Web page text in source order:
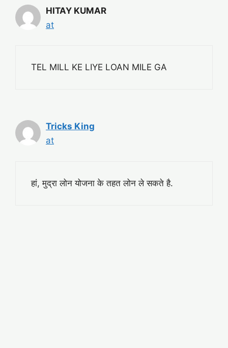
HITAY KUMAR
at
TEL MILL KE LIYE LOAN MILE GA
Tricks King
at
हां, मुद्रा लोन योजना के तहत लोन ले सकते है.